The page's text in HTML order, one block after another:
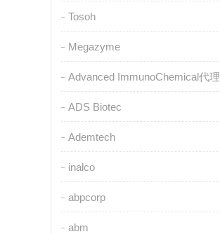
Tosoh
Megazyme
Advanced ImmunoChemical代理
ADS Biotec
Ademtech
inalco
abpcorp
abm